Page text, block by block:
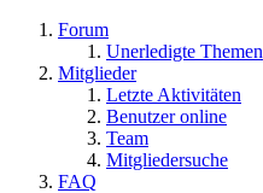
Forum
Unerledigte Themen
Mitglieder
Letzte Aktivitäten
Benutzer online
Team
Mitgliedersuche
FAQ